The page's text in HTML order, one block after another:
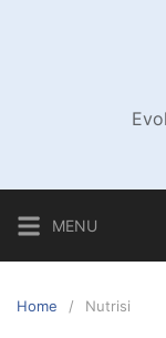
MENU
Home Nutrisi